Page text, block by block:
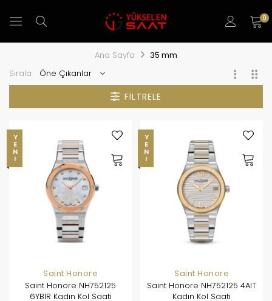
0
Ana Sayfa 35 mm
Sırala
FILTRELE
YENI
Saint Honore
Saint Honore NH752125
6YBIR Kadın Kol Saati
YENI
Saint Honore
Saint Honore NH752125 4AIT
Kadın Kol Saati